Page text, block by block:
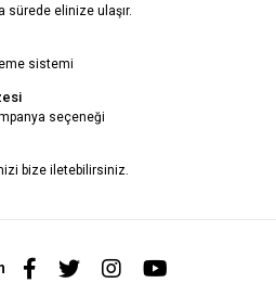
sürede elinize ulaşır.
sistemi
seçeneği
bize iletebilirsiniz.